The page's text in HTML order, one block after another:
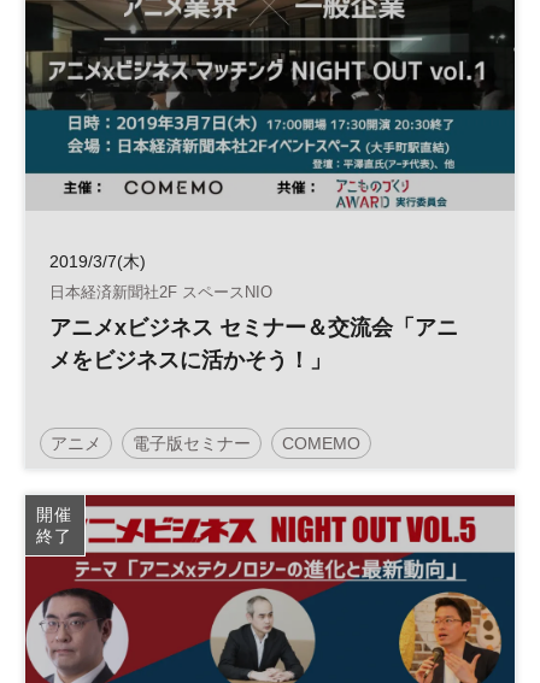
2019/3/7(木)
日本経済新聞社2F スペースNIO
アニメxビジネス セミナー＆交流会「アニ
メをビジネスに活かそう！」
アニメ 電子版セミナー COMEMO
アニメビジネス
ネットワーキング
開催
終了